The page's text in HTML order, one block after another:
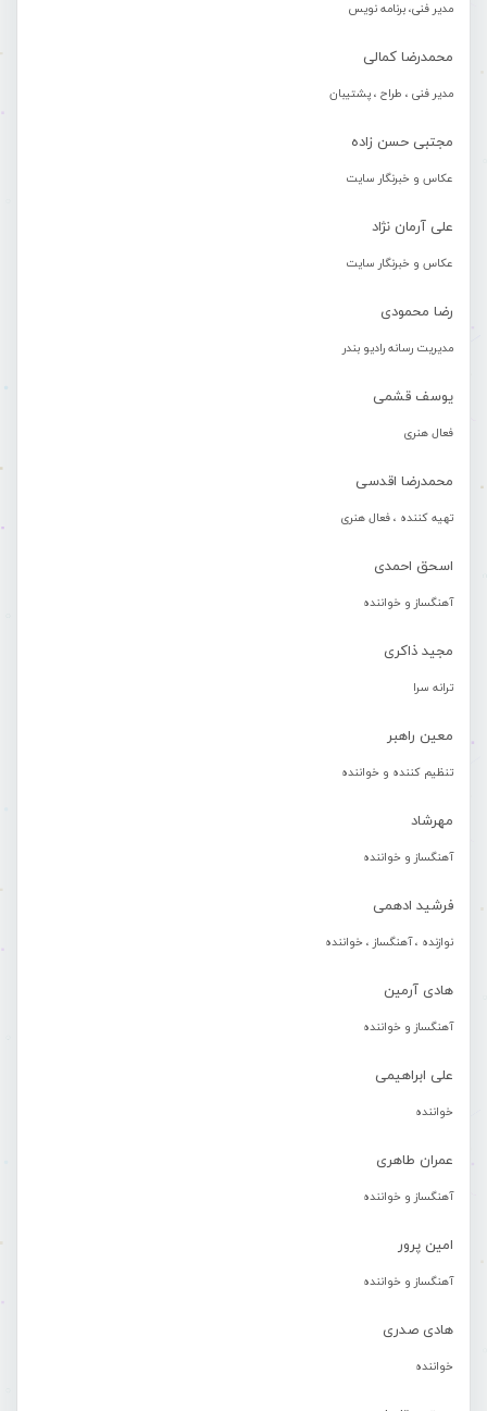
مدیر فنی، برنامه نویس
محمدرضا کمالی
مدیر فنی ، طراح ، پشتیبان
مجتبی حسن زاده
عکاس و خبرنگار سایت
علی آرمان نژاد
عکاس و خبرنگار سایت
رضا محمودی
مدیریت رسانه رادیو بندر
یوسف قشمی
فعال هنری
محمدرضا اقدسی
تهیه کننده ، فعال هنری
اسحق احمدی
آهنگساز و خواننده
مجید ذاکری
ترانه سرا
معین راهبر
تنظیم کننده و خواننده
مهرشاد
آهنگساز و خواننده
فرشید ادهمی
نوازنده ، آهنگساز ، خواننده
هادی آرمین
آهنگساز و خواننده
علی ابراهیمی
خواننده
عمران طاهری
آهنگساز و خواننده
امین پرور
آهنگساز و خواننده
هادی صدری
خواننده